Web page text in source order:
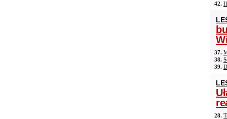
42.
37.
38.
39.
28.